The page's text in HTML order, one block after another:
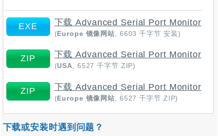
EXE 下载 Advanced Serial Port Monitor
(Europe 镜像网站 , 6603 千字节 安装)
ZIP 下载 Advanced Serial Port Monitor
(USA , 6527 千字节 ZIP)
ZIP 下载 Advanced Serial Port Monitor
(Europe 镜像网站 , 6527 千字节 ZIP)
下载或安装时遇到问题？